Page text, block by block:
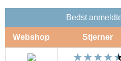
Bedst
Webshop Stjerner